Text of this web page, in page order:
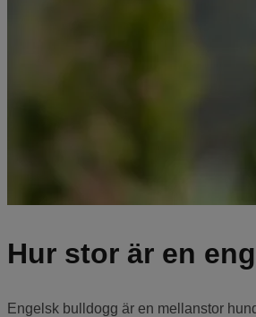
Hur stor är en
Engelsk bulldogg är en mellanstor